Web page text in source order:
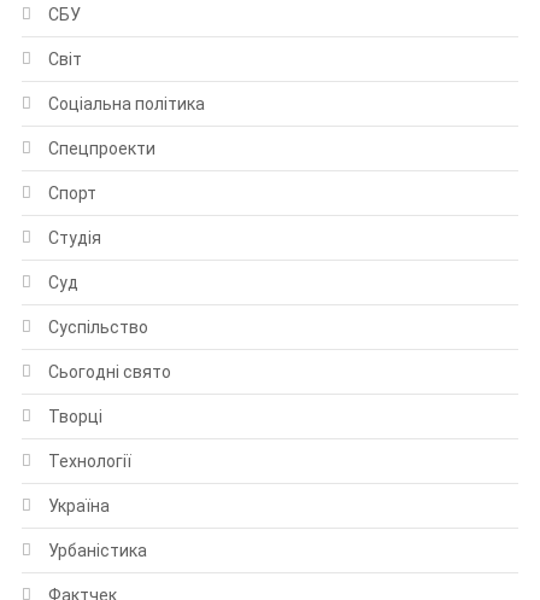
СБУ
Світ
Соціальна політика
Спецпроекти
Спорт
Студія
Суд
Суспільство
Сьогодні свято
Творці
Технології
Україна
Урбаністика
Фактчек